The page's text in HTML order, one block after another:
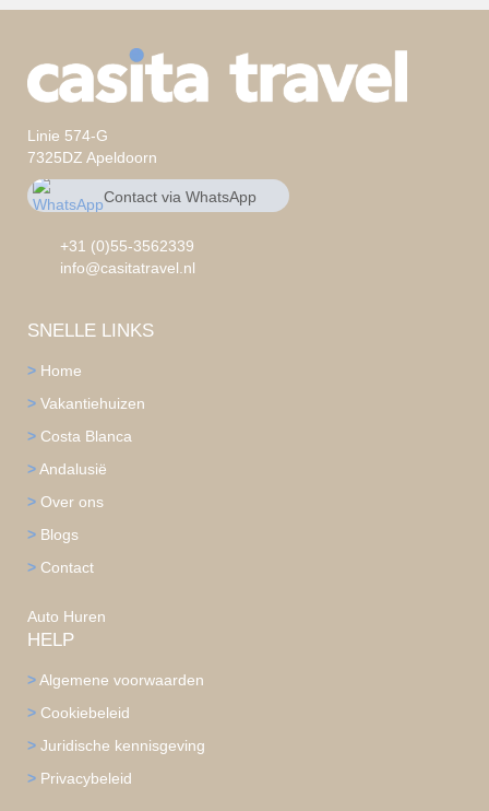
Linie 574-G
7325DZ Apeldoorn
Contact via WhatsApp
+31 (0)55-3562339
info@casitatravel.nl
SNELLE LINKS
> Home
> Vakantiehuizen
> Costa Blanca
>Andalusië
> Over ons
> Blogs
> Contact
Auto Huren
HELP
>Algemene voorwaarden
> Cookiebeleid
> Juridische kennisgeving
> Privacybeleid